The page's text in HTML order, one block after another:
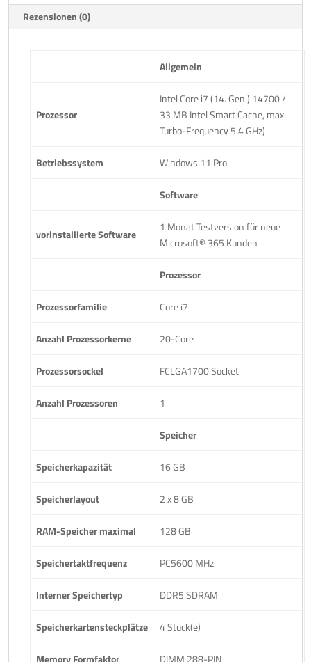
:
Rezensionen (0)
Allgemein
Prozessor
Intel Core i7 (14. Gen.) 14700 /
33 MB Intel Smart Cache, max.
Turbo-Frequency 5.4 GHz)
Betriebssystem Windows 11 Pro
Software
vorinstallierte Software
1 Monat Testversion für neue
Microsoft® 365 Kunden
Prozessor
Prozessorfamilie Core i7
Anzahl Prozessorkerne 20-Core
Prozessorsockel FCLGA1700 Socket
Anzahl Prozessoren 1
Speicher
Speicherkapazität 16 GB
Speicherlayout 2 x 8 GB
RAM-Speicher maximal 128 GB
Speichertaktfrequenz PC5600 MHz
Interner Speichertyp DDR5 SDRAM
Speicherkartensteckplätze 4 Stück(e)
Memory Formfaktor DIMM 288-PIN